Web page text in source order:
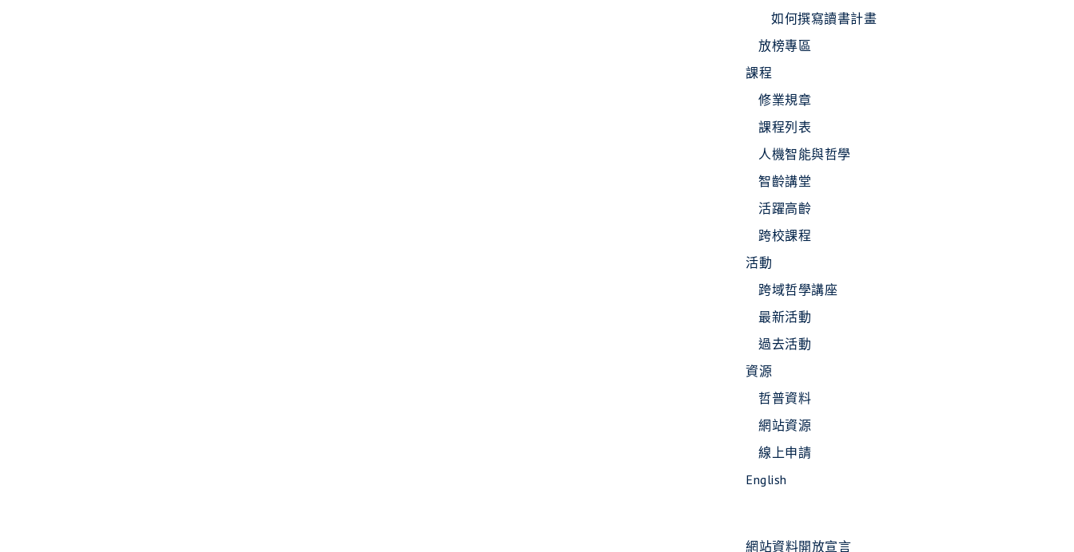
如何撰寫讀書計畫
放榜專區
課程
修業規章
課程列表
人機智能與哲學
智齡講堂
活躍高齡
跨校課程
活動
跨域哲學講座
最新活動
過去活動
資源
哲普資料
網站資源
線上申請
English
網站資料開放宣言